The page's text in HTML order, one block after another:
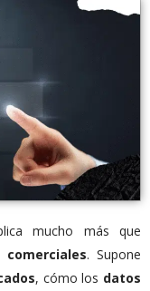
mucho más que
. Supone
, cómo los datos